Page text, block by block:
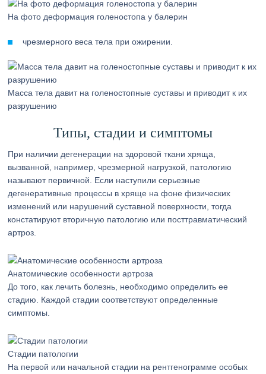
На фото деформация голеностопа у балерин
чрезмерного веса тела при ожирении.
Масса тела давит на голеностопные суставы и приводит к их
разрушению
Типы, стадии и симптомы
При наличии дегенерации на здоровой ткани хряща,
вызванной, например, чрезмерной нагрузкой, патологию
называют первичной. Если наступили серьезные
дегенеративные процессы в хряще на фоне физических
изменений или нарушений суставной поверхности, тогда
констатируют вторичную патологию или посттравматический
артроз.
Анатомические особенности артроза
До того, как лечить болезнь, необходимо определить ее
стадию. Каждой стадии соответствуют определенные
симптомы.
Стадии патологии
На первой или начальной стадии на рентгенограмме особых